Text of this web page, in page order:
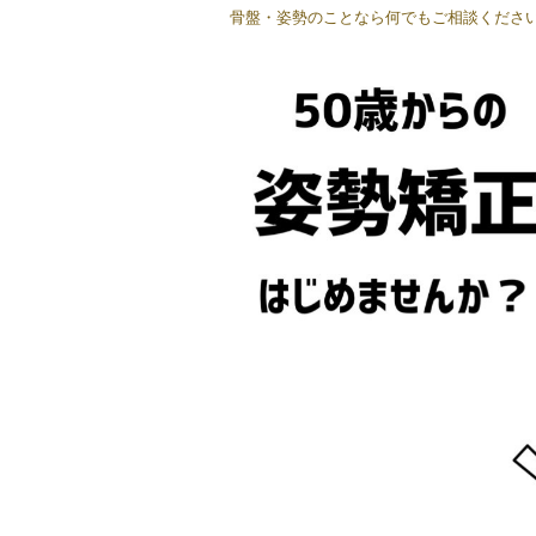
骨盤・姿勢のことなら何でもご相談くださ